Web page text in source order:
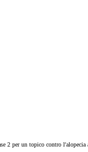
2 per un topico contro